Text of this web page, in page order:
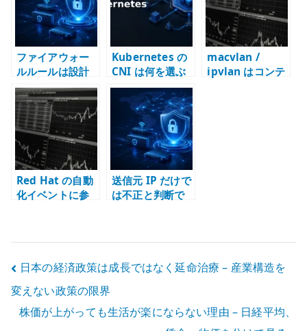
ファイアウォー
ルルールは設計
から生成する –
定数、検証、変
更管理
Kubernetes の
CNI は何を選ぶ
べきか – 設計思
想と製品制約か
ら現代的な選択
肢を整理する
macvlan /
ipvlan はコンテ
Red Hat の自動
化イベントに参
を自由化するこ
送信元 IP だけで
は不正と判断で
破棄条件を考え
投
稿
日本の経済政策は成長ではなく延命治療 – 産業構造を
変えない政策の限界
株価が上がっても生活が楽にならない理由 – 日経平均、